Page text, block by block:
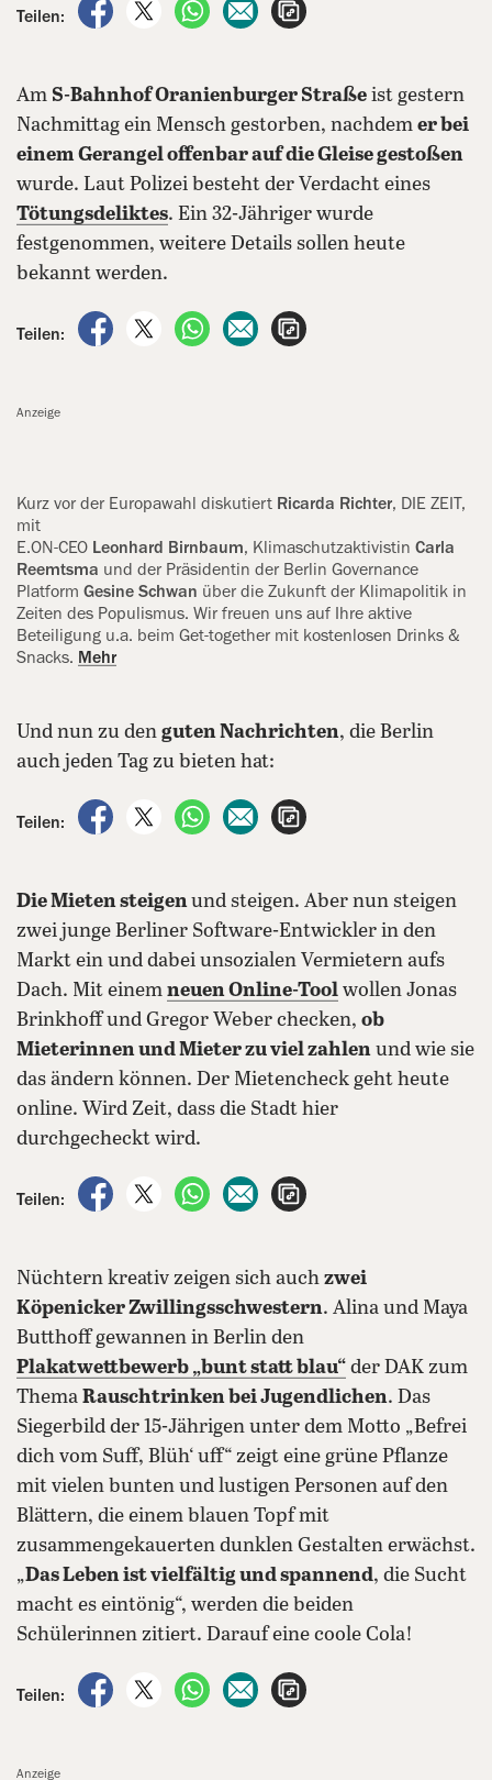
Teilen:
auf Facebook teilen
auf X teilenper WhatsApp teilen
per E-Mail teilen
Am S-Bahnhof Oranienburger Straße ist gestern
Nachmittag ein Mensch gestorben, nachdem er bei
einem Gerangel offenbar auf die Gleise gestoßen
wurde. Laut Polizei besteht der Verdacht eines
Tötungsdeliktes. Ein 32-Jähriger wurde
festgenommen, weitere Details sollen heute
bekannt werden.
Teilen:
auf Facebook teilen
auf X teilenper WhatsApp teilen
per E-Mail teilen
Anzeige
Kurz vor der Europawahl diskutiert ‍Ricarda Richter, DIE ZEIT,
mit
E.ON-CEO Leonhard Birnbaum, Klimaschutzaktivistin Carla
Reemtsma und der Präsidentin der Berlin Governance
Platform Gesine Schwan über die Zukunft der Klimapolitik in
Zeiten des Populismus. Wir freuen uns auf Ihre aktive
Beteiligung u.a. beim Get-together mit kostenlosen Drinks &
Snacks. Mehr
Und nun zu den guten Nachrichten, die Berlin
auch jeden Tag zu bieten hat:
Teilen:
auf Facebook teilen
auf X teilenper WhatsApp teilen
per E-Mail teilen
Die Mieten steigenund steigen. Aber nun steigen
zwei junge Berliner Software-Entwickler in den
Markt ein und dabei unsozialen Vermietern aufs
Dach. Mit einem neuen Online-Tool wollen Jonas
Brinkhoff und Gregor Weber checken, ob
Mieterinnen und Mieter zu viel zahlen und wie sie
das ändern können. Der Mietencheck geht heute
online. Wird Zeit, dass die Stadt hier
durchgecheckt wird.
Teilen:
auf Facebook teilen
auf X teilenper WhatsApp teilen
per E-Mail teilen
Nüchtern kreativ zeigen sich auch zwei
Köpenicker Zwillingsschwestern. Alina und Maya
Butthoff gewannen in Berlin den
Plakatwettbewerb „bunt statt blau“ der DAK zum
Thema Rauschtrinken bei Jugendlichen. Das
Siegerbild der 15-Jährigen unter dem Motto „Befrei
dich vom Suff, Blüh‘ uff“ zeigt eine grüne Pflanze
mit vielen bunten und lustigen Personen auf den
Blättern, die einem blauen Topf mit
zusammengekauerten dunklen Gestalten erwächst.
„Das Leben ist vielfältig und spannend, die Sucht
macht es eintönig“, werden die beiden
Schülerinnen zitiert. Darauf eine coole Cola!
Teilen:
auf Facebook teilen
auf X teilenper WhatsApp teilen
per E-Mail teilen
Anzeige